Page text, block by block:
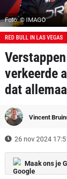
Foto: © IMAGO
RED BULL IN LAS VEGAS
verkeerde
dat
Vincent
26 nov 2024
Maak ons je